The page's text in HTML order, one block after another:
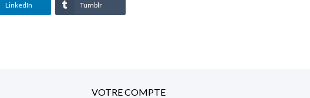
LinkedIn Tumblr
VOTRE COMPTE